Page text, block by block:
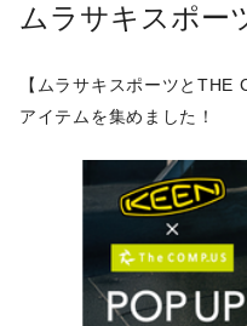
ムラサキスポー
【ムラサキスポーツとTHE
アイテムを集めました！